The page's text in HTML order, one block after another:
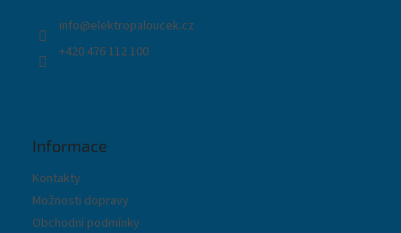
info@elektropaloucek.cz
+420 476 112 100
Informace
Kontakty
Možnosti dopravy
Obchodní podmínky